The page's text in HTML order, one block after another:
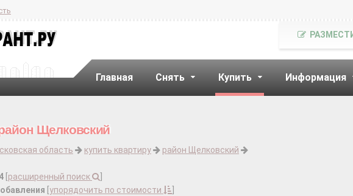
Главная Снять Купить Информация
Щелковский
область купить квартиру район Щелковский
4 расширенный поиск
упорядочить по стоимости